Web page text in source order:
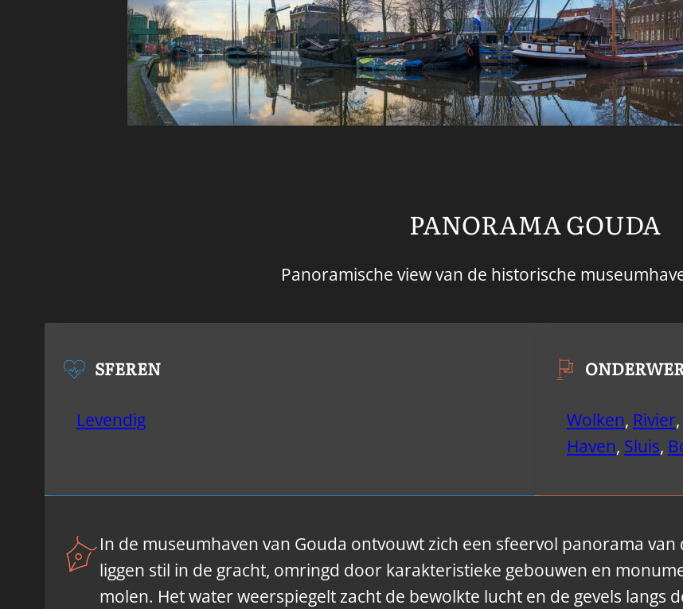
PANORAMA GOUDA
Panoramische view van de historische
SFEREN
Levendig Wolken, Rivier,
Haven, Sluis,
In de museumhaven van Gouda ontvouwt zich een sfeervol panorama
liggen stil in de gracht, omringd door karakteristieke gebouwen en
molen. Het water weerspiegelt zacht de bewolkte lucht en de gevels langs